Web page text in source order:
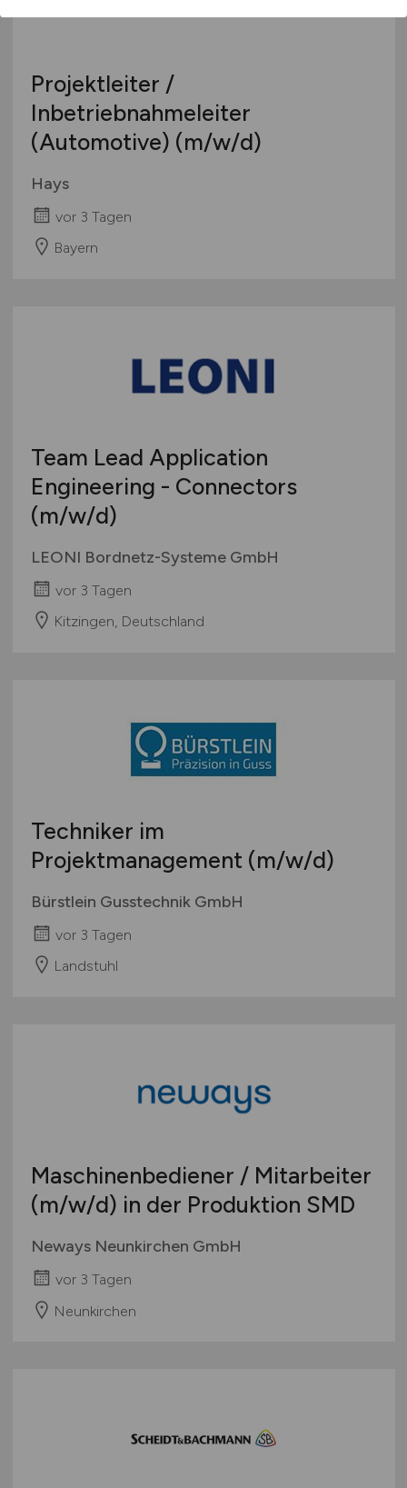
Projektleiter /
Inbetriebnahmeleiter
(Automotive) (m/w/d)
Hays
vor 3 Tagen
Bayern
Team Lead Application
Engineering - Connectors
(m/w/d)
LEONI Bordnetz-Systeme GmbH
vor 3 Tagen
Kitzingen, Deutschland
Techniker im
Projektmanagement (m/w/d)
Bürstlein Gusstechnik GmbH
vor 3 Tagen
Landstuhl
Maschinenbediener / Mitarbeiter
(m/w/d) in der Produktion SMD
Neways Neunkirchen GmbH
vor 3 Tagen
Neunkirchen